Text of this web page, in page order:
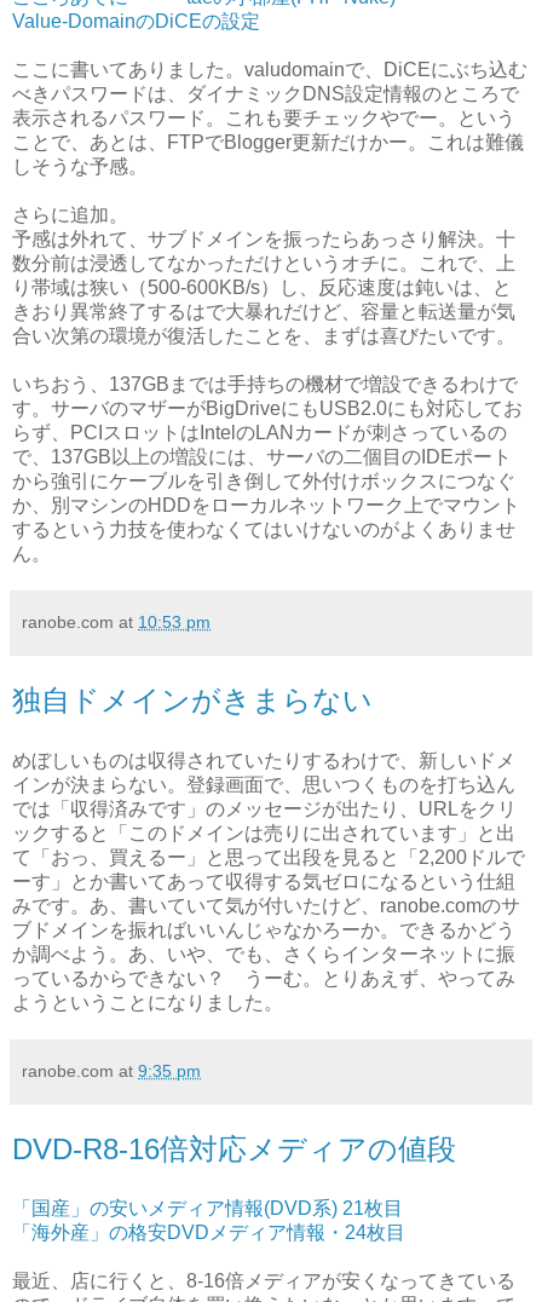
Value-DomainのDiCEの設定
ここに書いてありました。valudomainで、DiCEにぶち込む
べきパスワードは、ダイナミックDNS設定情報のところで
表示されるパスワード。これも要チェックやでー。という
ことで、あとは、FTPでBlogger更新だけかー。これは難儀
しそうな予感。
さらに追加。
予感は外れて、サブドメインを振ったらあっさり解決。十
数分前は浸透してなかっただけというオチに。これで、上
り帯域は狭い（500-600KB/s）し、反応速度は鈍いは、と
きおり異常終了するはで大暴れだけど、容量と転送量が気
合い次第の環境が復活したことを、まずは喜びたいです。
いちおう、137GBまでは手持ちの機材で増設できるわけで
す。サーバのマザーがBigDriveにもUSB2.0にも対応してお
らず、PCIスロットはIntelのLANカードが刺さっているの
で、137GB以上の増設には、サーバの二個目のIDEポート
から強引にケーブルを引き倒して外付けボックスにつなぐ
か、別マシンのHDDをローカルネットワーク上でマウント
するという力技を使わなくてはいけないのがよくありませ
ん。
ranobe.com at 10:53 pm
独自ドメインがきまらない
めぼしいものは収得されていたりするわけで、新しいドメ
インが決まらない。登録画面で、思いつくものを打ち込ん
では「収得済みです」のメッセージが出たり、URLをクリ
ックすると「このドメインは売りに出されています」と出
て「おっ、買えるー」と思って出段を見ると「2,200ドルで
ーす」とか書いてあって収得する気ゼロになるという仕組
みです。あ、書いていて気が付いたけど、ranobe.comのサ
ブドメインを振ればいいんじゃなかろーか。できるかどう
か調べよう。あ、いや、でも、さくらインターネットに振
っているからできない？ うーむ。とりあえず、やってみ
ようということになりました。
ranobe.com at 9:35 pm
DVD-R8-16倍対応メディアの値段
「国産」の安いメディア情報(DVD系) 21枚目
「海外産」の格安DVDメディア情報・24枚目
最近、店に行くと、8-16倍メディアが安くなってきている